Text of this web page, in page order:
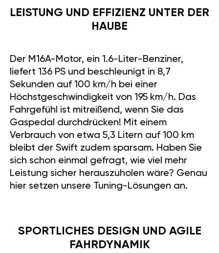
LEISTUNG UND EFFIZIENZ UNTER DER
HAUBE
Der M16A-Motor, ein 1.6-Liter-Benziner,
liefert 136 PS und beschleunigt in 8,7
Sekunden auf 100 km/h bei einer
Höchstgeschwindigkeit von 195 km/h. Das
Fahrgefühl ist mitreißend, wenn Sie das
Gaspedal durchdrücken! Mit einem
Verbrauch von etwa 5,3 Litern auf 100 km
bleibt der Swift zudem sparsam. Haben Sie
sich schon einmal gefragt, wie viel mehr
Leistung sicher herauszuholen wäre? Genau
hier setzen unsere Tuning-Lösungen an.
SPORTLICHES DESIGN UND AGILE
FAHRDYNAMIK